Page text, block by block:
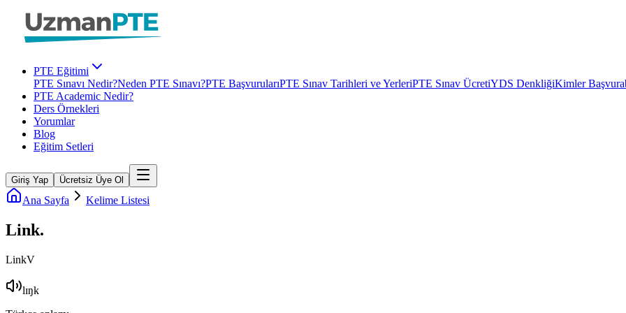
PTE Eğitimi
PTE Sınavı Nedir?Neden PTE Sınavı?PTE BaşvurularıPTE Sınav Tarihleri ve YerleriPTE Sınav ÜcretiYDS DenkliğiKimler
PTE Academic Nedir?
Ders Örnekleri
Yorumlar
Blog
Eğitim Setleri
Giriş Yap Ücretsiz Üye Ol
Ana Sayfa Kelime Listesi
Link.
LinkV
lɪŋk